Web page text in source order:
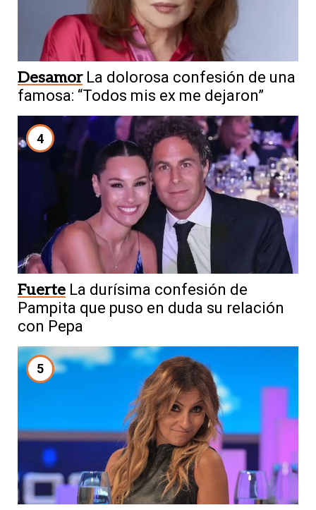
Desamor La dolorosa confesión de una
famosa: “Todos mis ex me dejaron”
4
Fuerte La durísima confesión de
Pampita que puso en duda su relación
con Pepa
5